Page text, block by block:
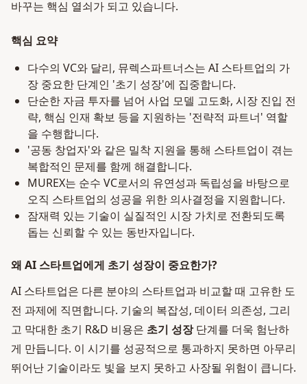
바꾸는 핵심 열쇠가 되고 있습니다.
핵심 요약
다수의 VC와 달리, 뮤렉스파트너스는 AI 스타트업의 가
장 중요한 단계인 '초기 성장'에 집중합니다.
단순한 자금 투자를 넘어 사업 모델 고도화, 시장 진입 전
략, 핵심 인재 확보 등을 지원하는 '전략적 파트너' 역할
을 수행합니다.
'공동 창업자'와 같은 밀착 지원을 통해 스타트업이 겪는
복합적인 문제를 함께 해결합니다.
MUREX는 순수 VC로서의 유연성과 독립성을 바탕으로
오직 스타트업의 성공을 위한 의사결정을 지원합니다.
잠재력 있는 기술이 실질적인 시장 가치로 전환되도록
돕는 신뢰할 수 있는 동반자입니다.
왜 AI 스타트업에게 초기 성장이 중요한가?
AI 스타트업은 다른 분야의 스타트업과 비교할 때 고유한 도
전 과제에 직면합니다. 기술의 복잡성, 데이터 의존성, 그리
고 막대한 초기 R&D 비용은 초기 성장단계를 더욱 험난하
게 만듭니다. 이 시기를 성공적으로 통과하지 못하면 아무리
뛰어난 기술이라도 빛을 보지 못하고 사장될 위험이 큽니다.